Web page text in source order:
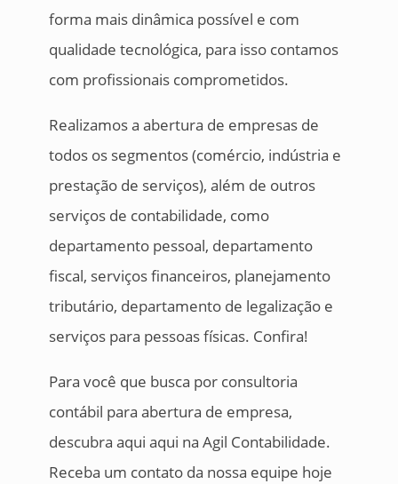
forma mais dinâmica possível e com
qualidade tecnológica, para isso contamos
com profissionais comprometidos.
Realizamos a abertura de empresas de
todos os segmentos (comércio, indústria e
prestação de serviços), além de outros
serviços de contabilidade, como
departamento pessoal, departamento
fiscal, serviços financeiros, planejamento
tributário, departamento de legalização e
serviços para pessoas físicas. Confira!
Para você que busca por consultoria
contábil para abertura de empresa,
descubra aqui aqui na Agil Contabilidade.
Receba um contato da nossa equipe hoje